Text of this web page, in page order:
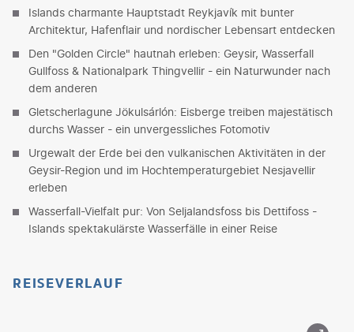
Islands charmante Hauptstadt Reykjavík mit bunter
Architektur, Hafenflair und nordischer Lebensart entdecken
Den "Golden Circle" hautnah erleben: Geysir, Wasserfall
Gullfoss & Nationalpark Thingvellir - ein Naturwunder nach
dem anderen
Gletscherlagune Jökulsárlón: Eisberge treiben majestätisch
durchs Wasser - ein unvergessliches Fotomotiv
Urgewalt der Erde bei den vulkanischen Aktivitäten in der
Geysir-Region und im Hochtemperaturgebiet Nesjavellir
erleben
Wasserfall-Vielfalt pur: Von Seljalandsfoss bis Dettifoss -
Islands spektakulärste Wasserfälle in einer Reise
REISEVERLAUF